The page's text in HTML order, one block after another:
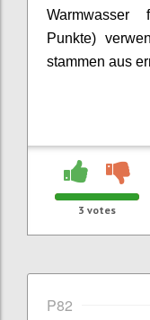
Warmwasser
Punkte)
stammen aus
3 votes
P82